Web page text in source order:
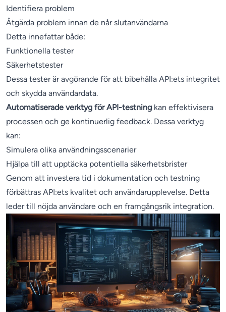
Identifiera problem
Åtgärda problem innan de når slutanvändarna
Detta innefattar både:
Funktionella tester
Säkerhetstester
Dessa tester är avgörande för att bibehålla API:ets integritet
och skydda användardata.
Automatiserade verktyg för API-testning kan effektivisera
processen och ge kontinuerlig feedback. Dessa verktyg
kan:
Simulera olika användningsscenarier
Hjälpa till att upptäcka potentiella säkerhetsbrister
Genom att investera tid i dokumentation och testning
förbättras API:ets kvalitet och användarupplevelse. Detta
leder till nöjda användare och en framgångsrik integration.